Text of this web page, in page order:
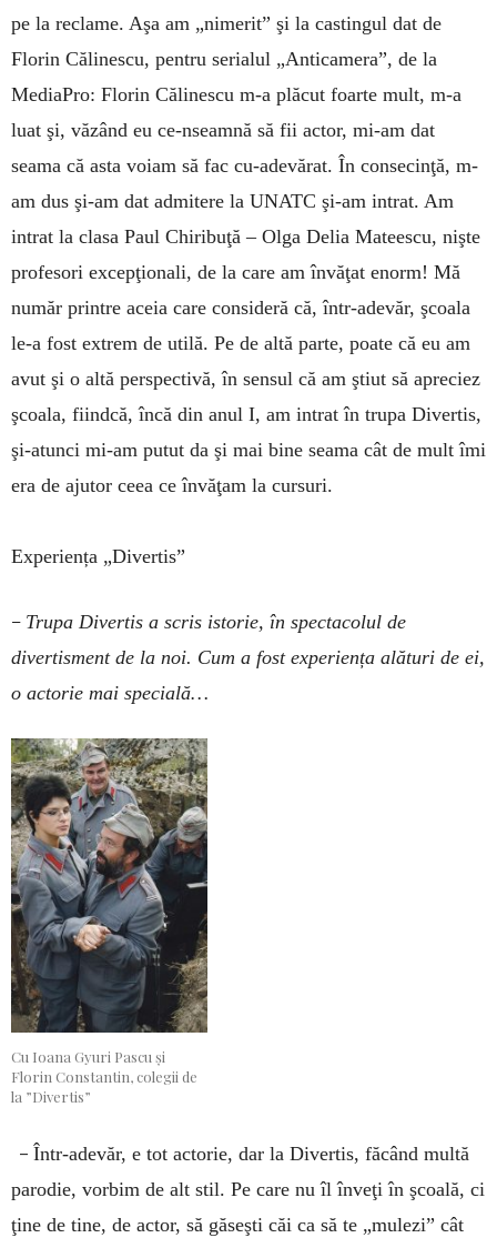
pe la reclame. Aşa am „nimerit” şi la castingul dat de
Florin Călinescu, pentru serialul „Anticamera”, de la
MediaPro: Florin Călinescu m-a plăcut foarte mult, m-a
luat şi, văzând eu ce-nseamnă să fii actor, mi-am dat
seama că asta voiam să fac cu-adevărat. În consecinţă, m-
am dus şi-am dat admitere la UNATC şi-am intrat. Am
intrat la clasa Paul Chiribuţă – Olga Delia Mateescu, nişte
profesori excepţionali, de la care am învăţat enorm! Mă
număr printre aceia care consideră că, într-adevăr, şcoala
le-a fost extrem de utilă. Pe de altă parte, poate că eu am
avut şi o altă perspectivă, în sensul că am ştiut să apreciez
şcoala, fiindcă, încă din anul I, am intrat în trupa Divertis,
şi-atunci mi-am putut da şi mai bine seama cât de mult îmi
era de ajutor ceea ce învăţam la cursuri.
Experiența „Divertis”
– Trupa Divertis a scris istorie, în spectacolul de
divertisment de la noi. Cum a fost experiența alături de ei,
o actorie mai specială…
Cu Ioana Gyuri Pascu și
Florin Constantin, colegii de
la ”Divertis”
– Într-adevăr, e tot actorie, dar la Divertis, făcând multă
parodie, vorbim de alt stil. Pe care nu îl înveţi în şcoală, ci
ţine de tine, de actor, să găseşti căi ca să te „mulezi” cât